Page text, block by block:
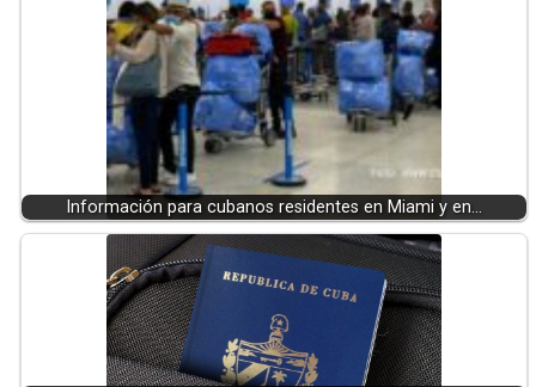
Información para cubanos residentes en Miami y en…